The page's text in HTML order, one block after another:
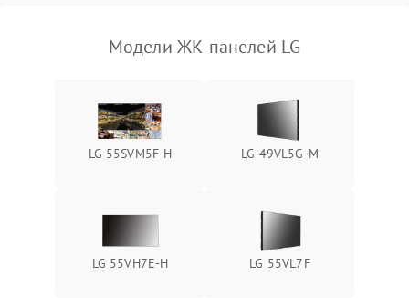
Модели ЖК-панелей LG
LG 55SVM5F-H LG 49VL5G-M
LG 55VH7E-H LG 55VL7F